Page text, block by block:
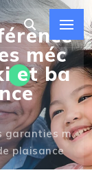
méc
et ba
garanties m
plaisance